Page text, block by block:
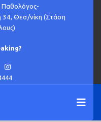
Παθολόγος-
34, Θεσ/νίκη (Στάση